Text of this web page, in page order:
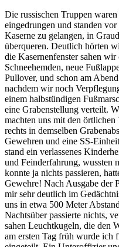
Die russischen Truppen
eingedrungen und standen
Kaserne zu gelangen, in
überqueren. Deutlich hörten
die Kasernenfenster sahen
Schneehemden, neue
Pullover, und schon am
nachdem wir noch
einem halbstündigen
eine Grabenstellung verteilt.
machten uns mit den
rechts in demselben
Gewehren und eine SS-
stand ein verlassenes
und Feinderfahrung, wussten
konnte ja nichts passieren,
Gewehre! Nach Ausgabe der
mir sehr deutlich im
uns in etwa 500 Meter
Nachtsüber passierte nichts,
sahen Leuchtkugeln, die den
am ersten Tag früh wurde ich